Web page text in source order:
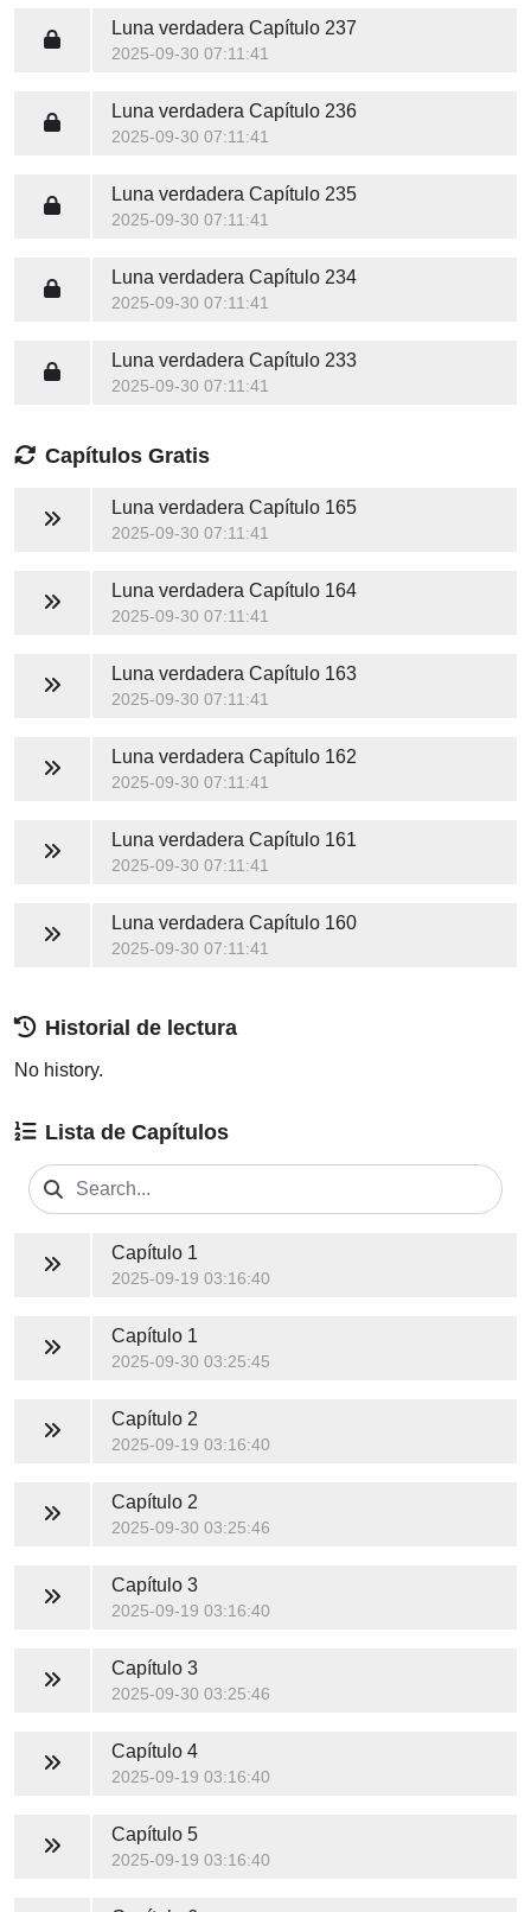
Luna verdadera Capítulo 237
2025-09-30 07:11:41
Luna verdadera Capítulo 236
2025-09-30 07:11:41
Luna verdadera Capítulo 235
2025-09-30 07:11:41
Luna verdadera Capítulo 234
2025-09-30 07:11:41
Luna verdadera Capítulo 233
2025-09-30 07:11:41
Capítulos Gratis
Luna verdadera Capítulo 165
2025-09-30 07:11:41
Luna verdadera Capítulo 164
2025-09-30 07:11:41
Luna verdadera Capítulo 163
2025-09-30 07:11:41
Luna verdadera Capítulo 162
2025-09-30 07:11:41
Luna verdadera Capítulo 161
2025-09-30 07:11:41
Luna verdadera Capítulo 160
2025-09-30 07:11:41
Historial de lectura
No history.
Lista de Capítulos
Capítulo 1
2025-09-19 03:16:40
Capítulo 1
2025-09-30 03:25:45
Capítulo 2
2025-09-19 03:16:40
Capítulo 2
2025-09-30 03:25:46
Capítulo 3
2025-09-19 03:16:40
Capítulo 3
2025-09-30 03:25:46
Capítulo 4
2025-09-19 03:16:40
Capítulo 5
2025-09-19 03:16:40